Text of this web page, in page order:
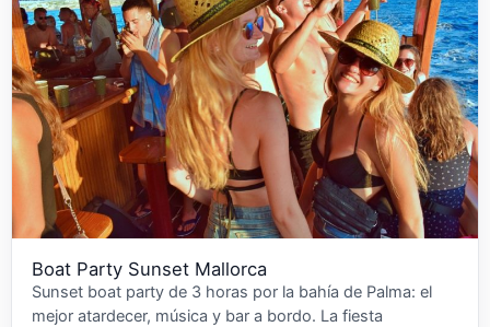
Boat Party Sunset Mallorca
Sunset boat party de 3 horas por la bahía de Palma: el
mejor atardecer, música y bar a bordo. La fiesta